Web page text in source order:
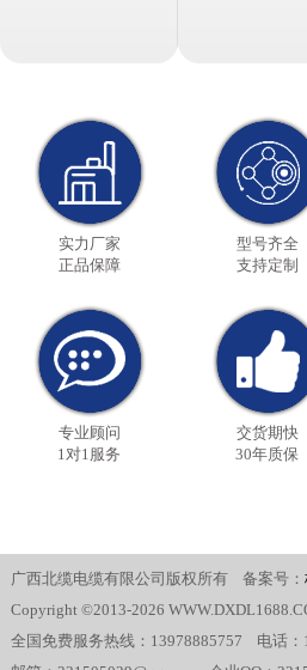
实力厂家
正品保障
型号齐全
支持定制
专业顾问
1对1服务
交货期快
30年质保
广西北缆电缆有限公司版权所有 备案号：
Copyright ©2013-2026
全国免费服务热线：13978885757 电话：